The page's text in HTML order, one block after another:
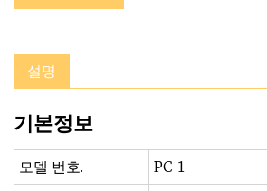
설명
기본정보
모델 번호.
PC-1